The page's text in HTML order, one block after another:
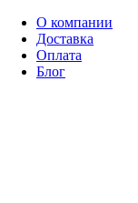
О компании
Доставка
Оплата
Блог